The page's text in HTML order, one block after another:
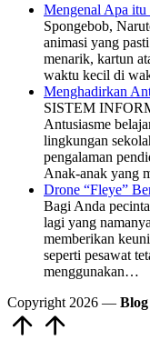
Mengenal Apa itu
Spongebob,
animasi yang
menarik, kartun
waktu kecil di
Menghadirkan
SISTEM
Antusiasme
lingkungan
pengalaman
Anak-anak yang
Drone “Fleye”
Bagi Anda
lagi yang
memberikan
seperti pesawat
menggunakan…
Copyright 2026 —